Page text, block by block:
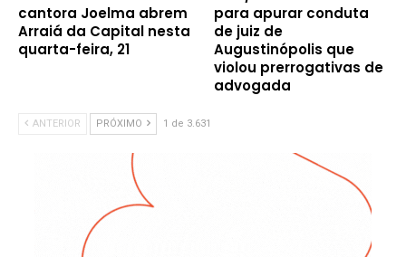
cantora Joelma abrem
Arraiá da Capital nesta
quarta-feira, 21
para apurar conduta
de juiz de
Augustinópolis que
violou prerrogativas de
advogada
ANTERIOR PRÓXIMO 1 de 3.631